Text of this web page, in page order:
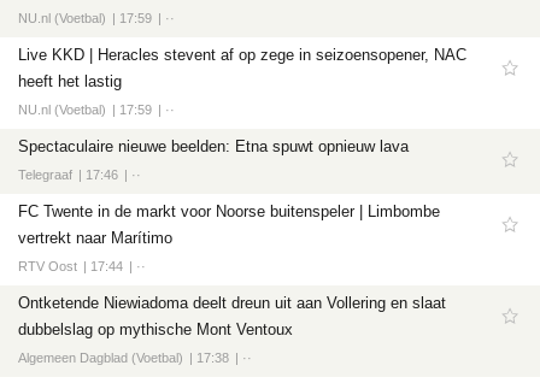
NU.nl (Voetbal) 17:59 ··
Live KKD | Heracles stevent af op zege in seizoensopener, NAC
heeft het lastig
NU.nl (Voetbal) 17:59 ··
Spectaculaire nieuwe beelden: Etna spuwt opnieuw lava
Telegraaf 17:46 ··
FC Twente in de markt voor Noorse buitenspeler | Limbombe
vertrekt naar Marítimo
RTV Oost 17:44 ··
Ontketende Niewiadoma deelt dreun uit aan Vollering en slaat
dubbelslag op mythische Mont Ventoux
Algemeen Dagblad (Voetbal) 17:38 ··